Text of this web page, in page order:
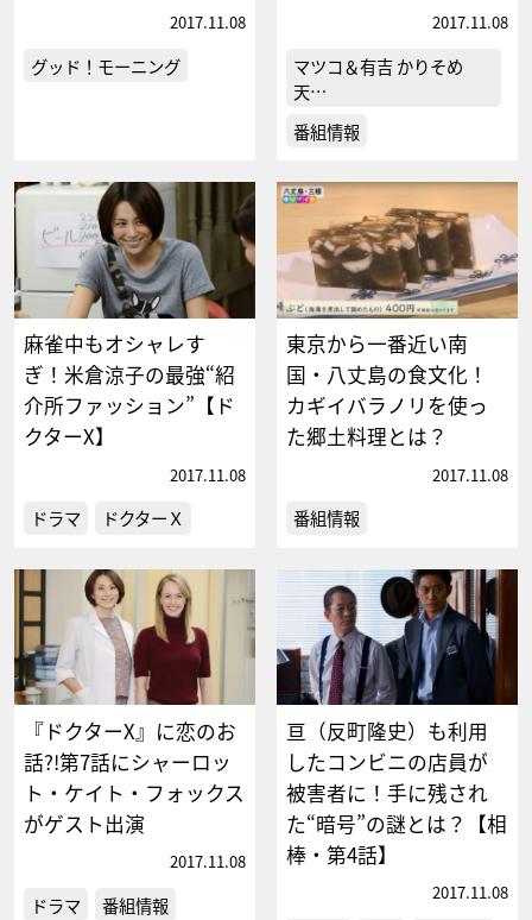
2017.11.08
グッド！モーニング
2017.11.08
マツコ＆有吉 かりそめ
天…
番組情報
麻雀中もオシャレす
ぎ！米倉涼子の最強“紹
介所ファッション”【ド
クターX】
2017.11.08
ドラマ ドクターＸ
東京から一番近い南
国・八丈島の食文化！
カギイバラノリを使っ
た郷土料理とは？
2017.11.08
番組情報
『ドクターX』に恋のお
話?!第7話にシャーロッ
ト・ケイト・フォックス
がゲスト出演
2017.11.08
ドラマ
番組情報
亘（反町隆史）も利用
したコンビニの店員が
被害者に！手に残され
た“暗号”の謎とは？【相
棒・第4話】
2017.11.08